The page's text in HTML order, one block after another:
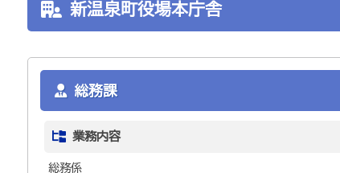
新温泉町役場本庁舎
総務課
業務内容
総務係